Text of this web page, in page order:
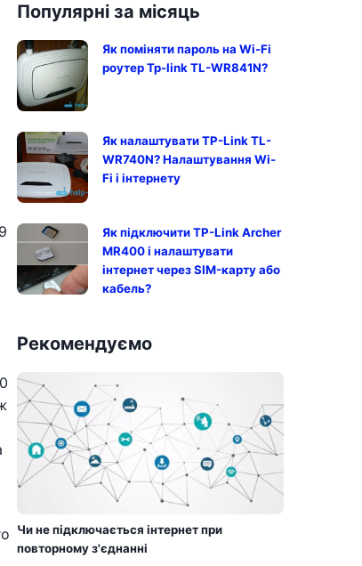
Популярні за місяць
Як поміняти пароль на Wi-Fi
роутер Tp-link TL-WR841N?
Як налаштувати TP-Link TL-
WR740N? Налаштування Wi-
Fi і інтернету
Як підключити TP-Link Archer
MR400 і налаштувати
інтернет через SIM-карту або
кабель?
Рекомендуємо
Чи не підключається інтернет при
повторному з'єднанні